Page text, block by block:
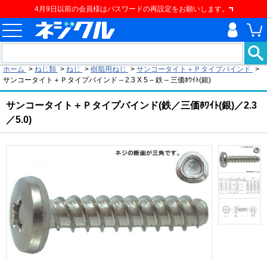
4月9日以前の会員様はパスワードの再設定をお願いします。
ホーム > ねじ類 > ねじ > 樹脂用ねじ > サンコータイト＋Ｐタイプバインド >
サンコータイト＋Ｐタイプバインド – 2.3 X 5 – 鉄 – 三価ﾎﾜｲﾄ(銀)
サンコータイト＋Ｐタイプバインド(鉄／三価ﾎﾜｲﾄ(銀)／2.3
／5.0)